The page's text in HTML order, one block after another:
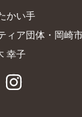
かい手
ィア団体・岡崎
幸子